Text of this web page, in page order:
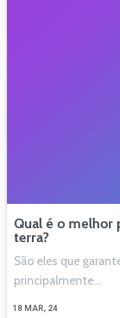
Qual é o melhor
terra?
18 MAR, 24
São eles que
principalmente…